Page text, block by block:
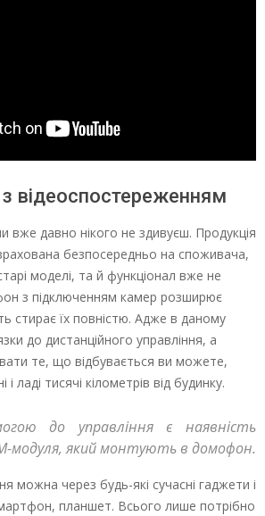
відеоспостереженням
вже давно нікого не здивуєш. Продукція
безпосередньо на споживача,
моделі, та й функціонал вже не
з підключенням камер розширює
стирає їх повністю. Адже в даному
до дистанційного управління, а
те, що відбувається ви можете,
ладі тисячі кілометрів від будинку.
до управління є наявність
модуля, який монтують в домофон.
можна через будь-які сучасні гаджети і
планшет. Всього лише потрібно